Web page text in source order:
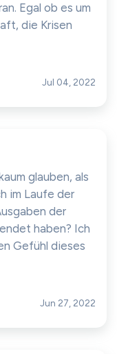
Egal ob es um
die Krisen
Jul 04, 2022
glauben, als
im Laufe der
der
haben? Ich
Gefühl dieses
Jun 27, 2022